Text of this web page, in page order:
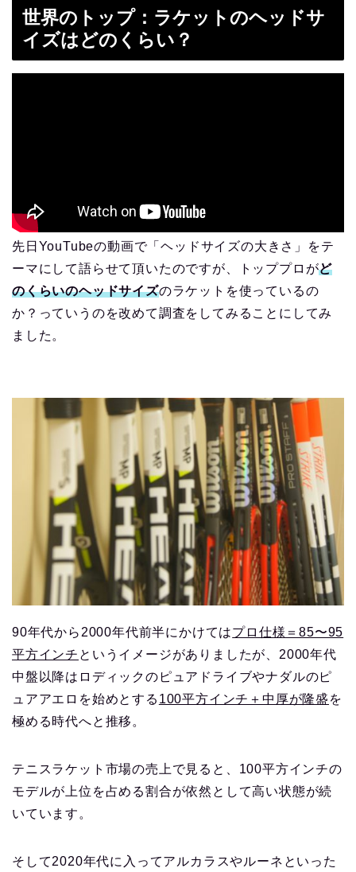
世界のトップ：ラケットのヘッドサ
イズはどのくらい？
先日YouTubeの動画で「ヘッドサイズの大きさ」をテ
ーマにして語らせて頂いたのですが、トッププロがど
のくらいのヘッドサイズのラケットを使っているの
か？っていうのを改めて調査をしてみることにしてみ
ました。
90年代から2000年代前半にかけてはプロ仕様＝85〜95
平方インチ というイメージがありましたが、2000年代
中盤以降はロディックのピュアドライブやナダルのピ
ュアアエロを始めとする 100平方インチ＋中厚が隆盛 を
極める時代へと推移。
テニスラケット市場の売上で見ると、100平方インチの
モデルが上位を占める割合が依然として高い状態が続
いています。
そして2020年代に入ってアルカラスやルーネといった